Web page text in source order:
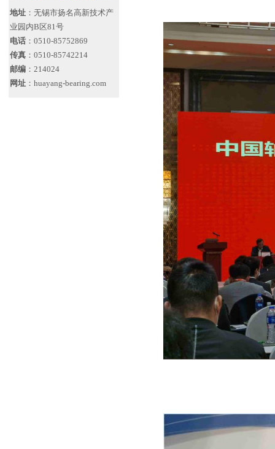
地址 ：无锡市扬名高新技术产
业园内B区81号
电话 ：0510-85752869
传真 ：0510-85742214
邮编 ：214024
网址 ：huayang-bearing.com